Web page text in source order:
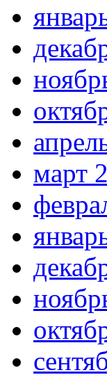
март